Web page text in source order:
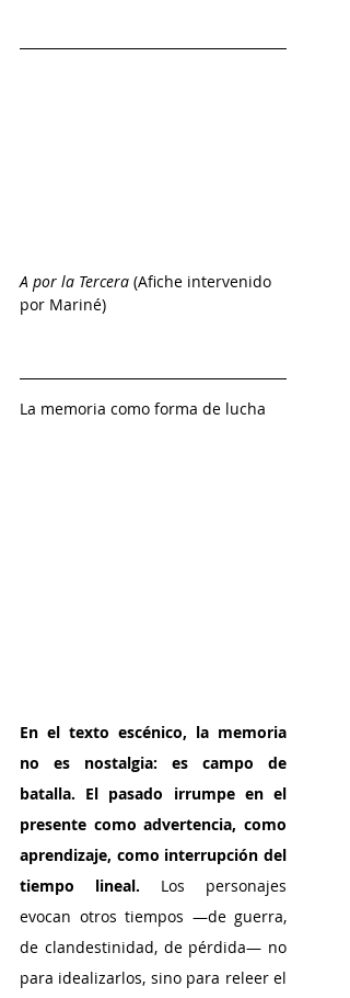
A por la Tercera (Afiche intervenido
por Mariné)
La memoria como forma de lucha
En el texto escénico, la memoria
no es nostalgia: es campo de
batalla. El pasado irrumpe en el
presente como advertencia, como
aprendizaje, como interrupción del
tiempo lineal. Los personajes
evocan otros tiempos —de guerra,
de clandestinidad, de pérdida— no
para idealizarlos, sino para releer el